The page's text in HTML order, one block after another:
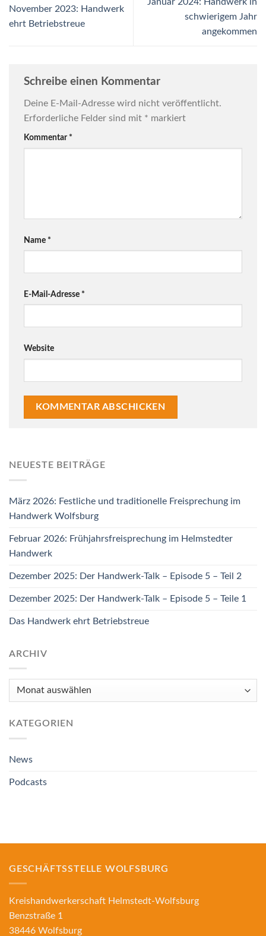
November 2023: Handwerk
ehrt Betriebstreue
schwierigem Jahr
angekommen
Schreibe einen Kommentar
Deine E-Mail-Adresse wird nicht veröffentlicht.
Erforderliche Felder sind mit * markiert
Kommentar *
Name *
E-Mail-Adresse *
Website
NEUESTE BEITRÄGE
März 2026: Festliche und traditionelle Freisprechung im
Handwerk Wolfsburg
Februar 2026: Frühjahrsfreisprechung im Helmstedter
Handwerk
Dezember 2025: Der Handwerk-Talk – Episode 5 – Teil 2
Dezember 2025: Der Handwerk-Talk – Episode 5 – Teile 1
Das Handwerk ehrt Betriebstreue
ARCHIV
Archiv
KATEGORIEN
News
Podcasts
GESCHÄFTSSTELLE WOLFSBURG
Kreishandwerkerschaft Helmstedt-Wolfsburg
Benzstraße 1
38446 Wolfsburg